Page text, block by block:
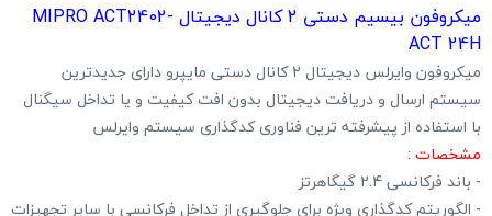
میکروفون بیسیم دستی 2 کانال دیجیتال MIPRO ACT2402-
ACT 24H
میکروفون وایرلس دیجیتال 2 کانال دستی مایپرو دارای جدیدترین
سیستم ارسال و دریافت دیجیتال بدون افت کیفیت و یا تداخل سیگنال
با استفاده از پیشرفته ترین فناوری کدگذاری سیستم وایرلس
مشخصات :
- باند فرکانسی 2.4 گیگاهرتز
- الگوریتم کدگذاری ویژه برای جلوگیری از تداخل فرکانسی با سایر تجهیزات